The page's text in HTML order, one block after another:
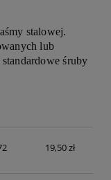
stalowej.
lub
śruby
19,50 zł